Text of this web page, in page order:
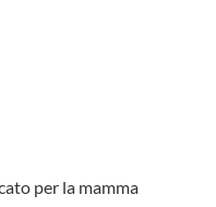
per la mamma